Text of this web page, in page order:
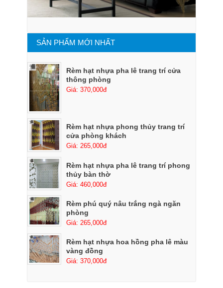
SẢN PHẨM MỚI NHẤT
Rèm hạt nhựa pha lê trang trí cửa
thông phòng
Giá: 370,000đ
Rèm hạt nhựa phong thủy trang trí
cửa phòng khách
Giá: 265,000đ
Rèm hạt nhựa pha lê trang trí phong
thủy bàn thờ
Giá: 460,000đ
Rèm phú quý nâu trắng ngà ngăn
phòng
Giá: 265,000đ
Rèm hạt nhựa hoa hồng pha lê màu
vàng đồng
Giá: 370,000đ